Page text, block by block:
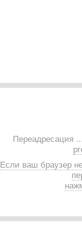
Переадресация
Если ваш браузер